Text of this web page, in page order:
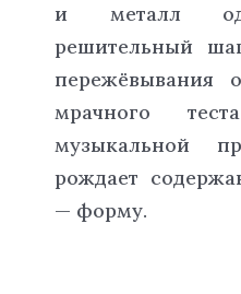
и металл
решительный
пережёвывания
мрачного
музыкальной
рождает
— форму.